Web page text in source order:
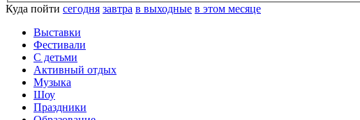
Куда пойти сегодня завтра в выходные в этом месяце
Выставки
Фестивали
С детьми
Активный отдых
Музыка
Шоу
Праздники